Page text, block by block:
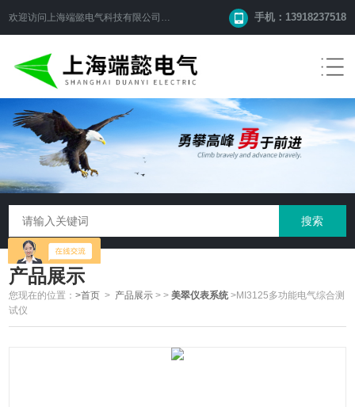
欢迎访问 上海端懿电气科技有限公司 网站！ 手机：13918237518
产品展示
您现在的位置：>首页 > 产品展示 >>美翠仪表系统 >MI3125多功能电气综合测
试仪